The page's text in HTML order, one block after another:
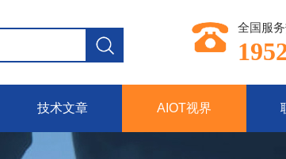
全国服务
技术文章 AIOT视界